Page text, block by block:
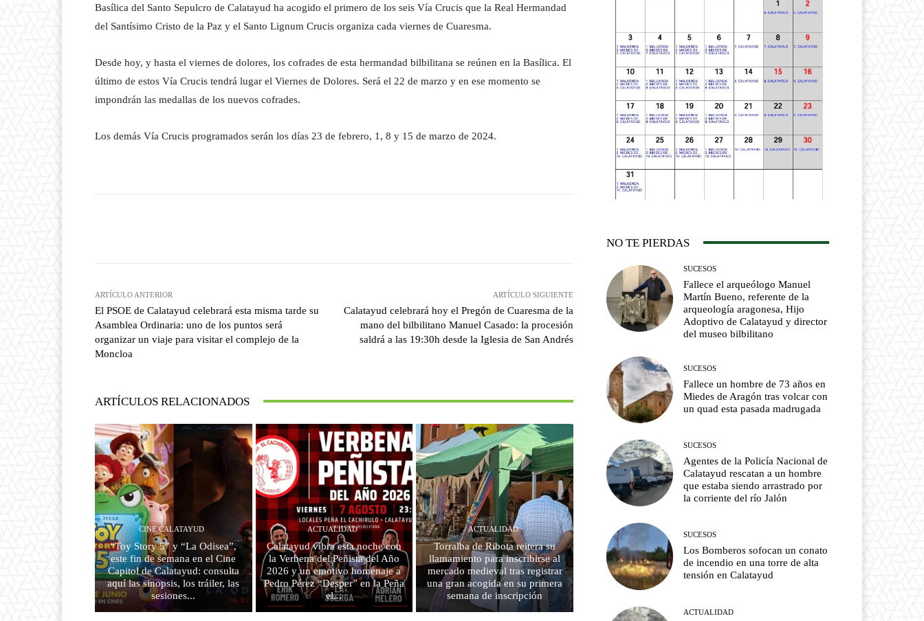
Basílica del Santo Sepulcro de Calatayud ha acogido el primero de los seis Vía Crucis que la Real Hermandad
del Santísimo Cristo de la Paz y el Santo Lignum Crucis organiza cada viernes de Cuaresma.
Desde hoy, y hasta el viernes de dolores, los cofrades de esta hermandad bilbilitana se reúnen en la Basílica. El
último de estos Vía Crucis tendrá lugar el Viernes de Dolores. Será el 22 de marzo y en ese momento se
impondrán las medallas de los nuevos cofrades.
Los demás Vía Crucis programados serán los días 23 de febrero, 1, 8 y 15 de marzo de 2024.
ARTÍCULO ANTERIOR
El PSOE de Calatayud celebrará esta misma tarde su
Asamblea Ordinaria: uno de los puntos será
organizar un viaje para visitar el complejo de la
Moncloa
ARTÍCULO SIGUIENTE
Calatayud celebrará hoy el Pregón de Cuaresma de la
mano del bilbilitano Manuel Casado: la procesión
saldrá a las 19:30h desde la Iglesia de San Andrés
ARTÍCULOS RELACIONADOS
CINE CALATAYUD
“Toy Story 5” y “La Odisea”,
este fin de semana en el Cine
Capitol de Calatayud: consulta
aquí las sinopsis, los tráiler, las
sesiones...
ACTUALIDAD
Calatayud vibra esta noche con
la Verbena del Peñista del Año
2026 y un emotivo homenaje a
Pedro Pérez “Desper” en la Peña
el...
ACTUALIDAD
Torralba de Ribota reitera su
llamamiento para inscribirse al
mercado medieval tras registrar
una gran acogida en su primera
semana de inscripción
NO TE PIERDAS
SUCESOS
Fallece el arqueólogo Manuel
Martín Bueno, referente de la
arqueología aragonesa, Hijo
Adoptivo de Calatayud y director
del museo bilbilitano
SUCESOS
Fallece un hombre de 73 años en
Miedes de Aragón tras volcar con
un quad esta pasada madrugada
SUCESOS
Agentes de la Policía Nacional de
Calatayud rescatan a un hombre
que estaba siendo arrastrado por
la corriente del río Jalón
SUCESOS
Los Bomberos sofocan un conato
de incendio en una torre de alta
tensión en Calatayud
ACTUALIDAD